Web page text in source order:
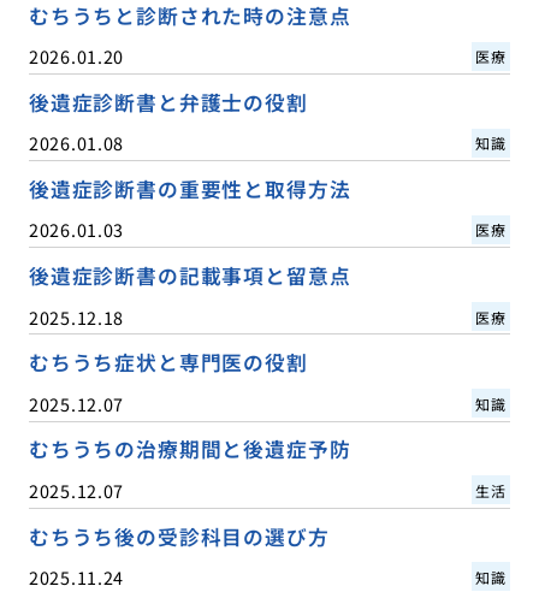
むちうちと診断された時の注意点
2026.01.20 医療
後遺症診断書と弁護士の役割
2026.01.08 知識
後遺症診断書の重要性と取得方法
2026.01.03 医療
後遺症診断書の記載事項と留意点
2025.12.18 医療
むちうち症状と専門医の役割
2025.12.07 知識
むちうちの治療期間と後遺症予防
2025.12.07 生活
むちうち後の受診科目の選び方
2025.11.24 知識